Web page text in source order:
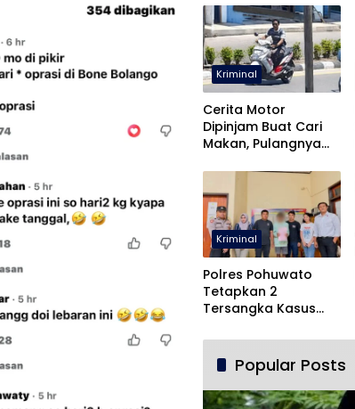
Kriminal
Cerita Motor
Dipinjam Buat Cari
Makan, Pulangnya
Pohuwato
Kriminal
Polres Pohuwato
Tetapkan 2
Tersangka Kasus
dan Pencabulan
Popular Posts